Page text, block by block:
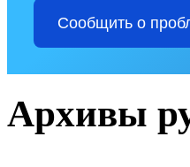
Сообщить о
Архивы